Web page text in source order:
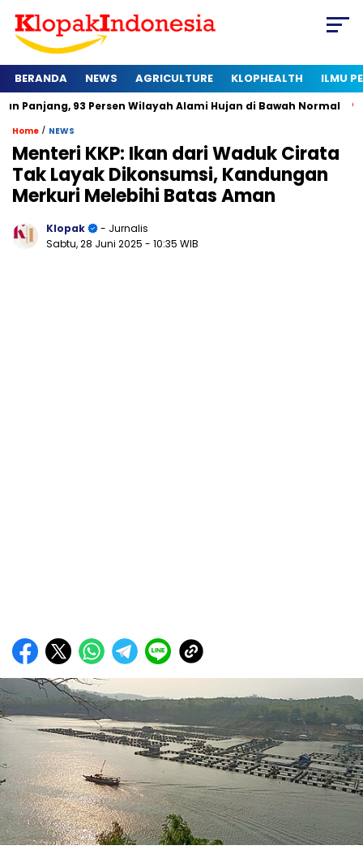
BERANDA NEWS AGRICULTURE KLOPHEALTH ILMU
Persen Wilayah Alami Hujan di Bawah Normal Kapan
Home / NEWS
Menteri KKP: Ikan dari Waduk Cirata
Tak Layak Dikonsumsi, Kandungan
Merkuri Melebihi Batas Aman
Klopak
- Jurnalis
Sabtu, 28 Juni 2025 - 10:35 WIB